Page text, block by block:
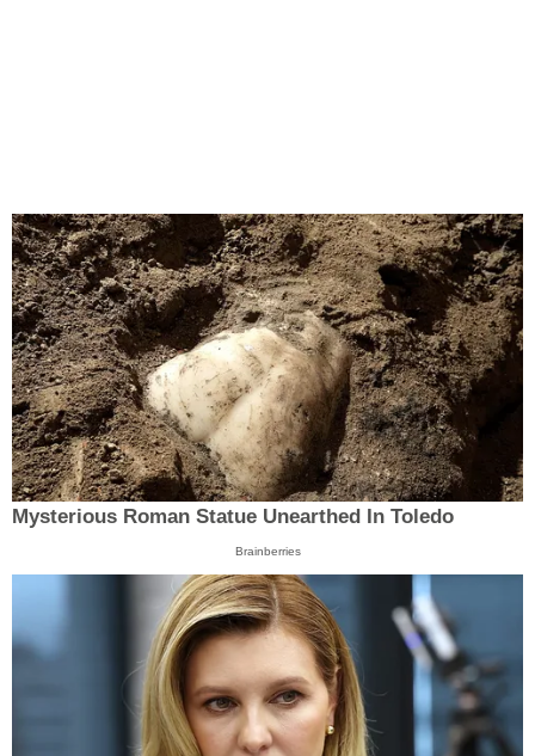
Mysterious Roman Statue Unearthed In Toledo
Brainberries